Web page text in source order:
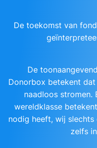
De toekomst van
De
Donorbox betekent
naadloos stromen.
wereldklasse
nodig heeft, wij slechts
zelfs